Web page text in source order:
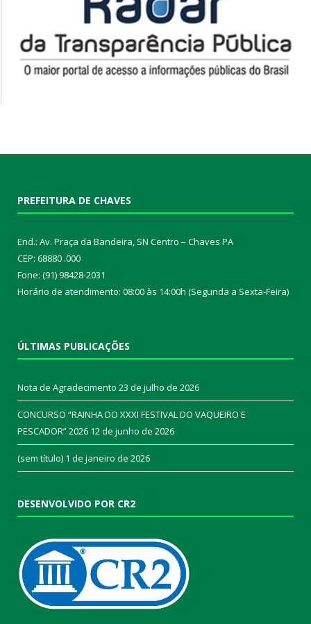
PREFEITURA DE CHAVES
End.: Av. Praça da Bandeira, SN Centro – Chaves PA
CEP: 68880 .000
Fone: (91) 98428-2031
Horário de atendimento: 08:00 às 14:00h (Segunda a Sexta-Feira)
ÚLTIMAS PUBLICAÇÕES
Nota de Agradecimento 23 de julho de 2026
CONCURSO “RAINHA DO XXXI FESTIVAL DO VAQUEIRO E
PESCADOR” 2026 12 de junho de 2026
(sem título) 1 de janeiro de 2026
DESENVOLVIDO POR CR2